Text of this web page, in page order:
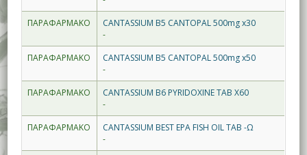
ΠΑΡΑΦΑΡΜΑΚΟ
CANTASSIUM B5 CANTOPAL 500mg x30
-
ΠΑΡΑΦΑΡΜΑΚΟ
CANTASSIUM B5 CANTOPAL 500mg x50
-
ΠΑΡΑΦΑΡΜΑΚΟ
CANTASSIUM B6 PYRIDOXINE TAB X60
-
ΠΑΡΑΦΑΡΜΑΚΟ
CANTASSIUM BEST EPA FISH OIL TAB -Ω
-